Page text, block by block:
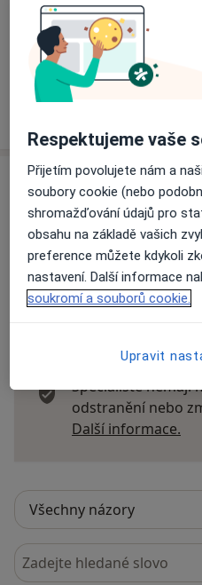
Způsoby platby (soukromé
Na teto adrese lékař
Detaily
Názory
Přidejte
15 názorů
Recenze pacientů
Specialisté nemají
odstranění nebo
Další informace.
Hledejte v názorech
Respektujeme vaše
Přijetím povolujete nám a
soubory cookie (nebo
shromažďování údajů pro
obsahu na základě vašich
preference můžete kdykoli
nastavení. Další informace
soukromí a souborů cookie.
Upravit